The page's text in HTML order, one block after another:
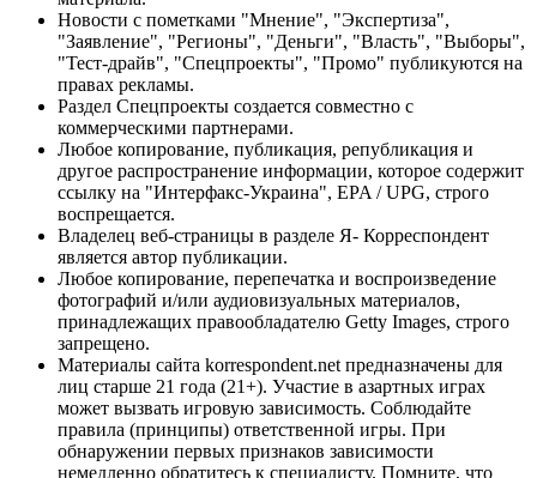
Новости с пометками "Мнение", "Экспертиза",
"Заявление", "Регионы", "Деньги", "Власть", "Выборы",
"Тест-драйв", "Спецпроекты", "Промо" публикуются на
правах рекламы.
Раздел Спецпроекты создается совместно с
коммерческими партнерами.
Любое копирование, публикация, републикация и
другое распространение информации, которое содержит
ссылку на "Интерфакс-Украина", EPA / UPG, строго
воспрещается.
Владелец веб-страницы в разделе Я- Корреспондент
является автор публикации.
Любое копирование, перепечатка и воспроизведение
фотографий и/или аудиовизуальных материалов,
принадлежащих правообладателю Getty Images, строго
запрещено.
Материалы сайта korrespondent.net предназначены для
лиц старше 21 года (21+). Участие в азартных играх
может вызвать игровую зависимость. Соблюдайте
правила (принципы) ответственной игры. При
обнаружении первых признаков зависимости
немедленно обратитесь к специалисту. Помните, что